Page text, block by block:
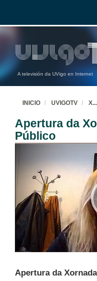
A televisión da UVigo en Internet
INICIO UVIGOTV X...
Apertura da
Público
Apertura da